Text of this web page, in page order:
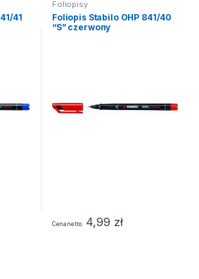
41
Foliopisy
Foliopis Stabilo OHP 841/40
“S” czerwony
Cena netto 4,99 zł